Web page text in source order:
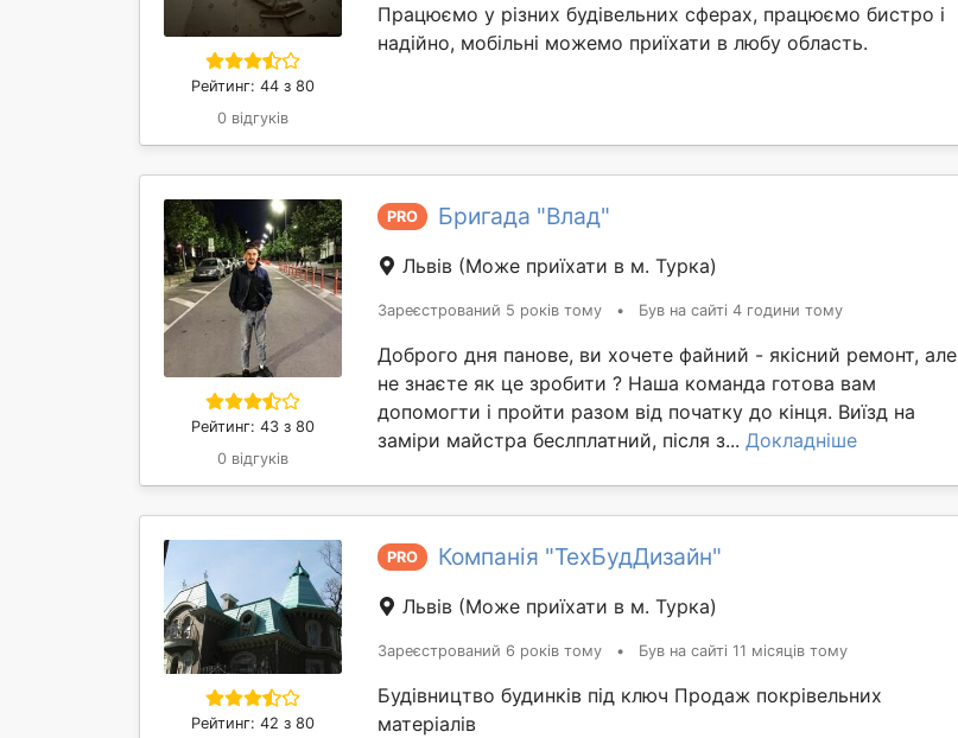
Рейтинг: 44 з 80
0 відгуків
Працюємо у різних будівельних сферах, працюємо бистро і
надійно, мобільні можемо приїхати в любу область.
Рейтинг: 43 з 80
0 відгуків
PRO Бригада "Влад"
Львів (Може приїхати в м. Турка)
Зареєстрований 5 років тому • Був на сайті 4 години тому
Доброго дня панове, ви хочете файний - якісний ремонт, але
не знаєте як це зробити ? Наша команда готова вам
допомогти і пройти разом від початку до кінця. Виїзд на
заміри майстра беслплатний, після з... Докладніше
Рейтинг: 42 з 80
PRO Компанія "ТехБудДизайн"
Львів (Може приїхати в м. Турка)
Зареєстрований 6 років тому • Був на сайті 11 місяців тому
Будівництво будинків під ключ Продаж покрівельних
матеріалів